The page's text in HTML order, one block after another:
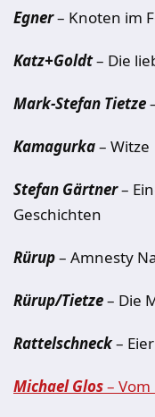
Egner– Knoten im
Katz+Goldt– Die
Mark-Stefan Tietze
Kamagurka– Witze
Stefan Gärtner–
Geschichten
Rürup– Amnesty
Rürup/Tietze– Die
Rattelschneck–
Michael Glos–